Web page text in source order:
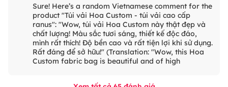
Sure! Here’s a random Vietnamese comment for the
product "Túi vải Hoa Custom - túi vải cao cấp
ranus": "Wow, túi vải Hoa Custom này thật đẹp và
chất lượng! Màu sắc tươi sáng, thiết kế độc đáo,
mình rất thích! Độ bền cao và rất tiện lợi khi sử dụng.
Rất đáng để sở hữu!" (Translation: "Wow, this Hoa
Custom fabric bag is beautiful and of high